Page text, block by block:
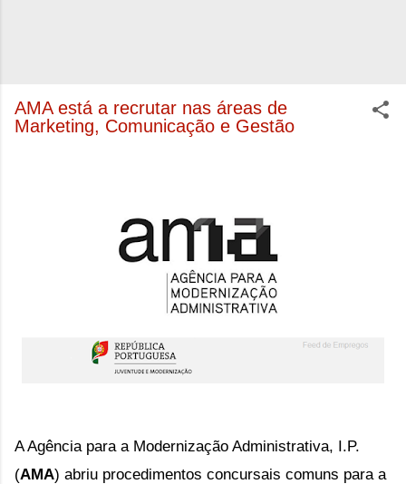
AMA está a recrutar nas áreas de
Marketing, Comunicação e Gestão
A Agência para a Modernização Administrativa, I.P.
(AMA) abriu procedimentos concursais comuns para a